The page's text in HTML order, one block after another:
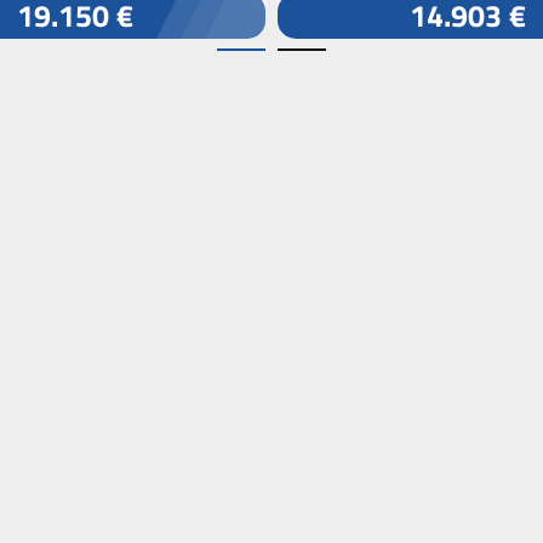
19.150 € 14.903 €